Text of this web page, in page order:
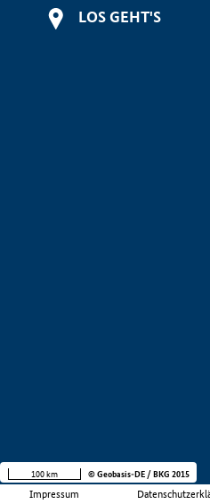
LOS GEHT'S
Impressum
100 km © Geobasis-DE / BKG 2015